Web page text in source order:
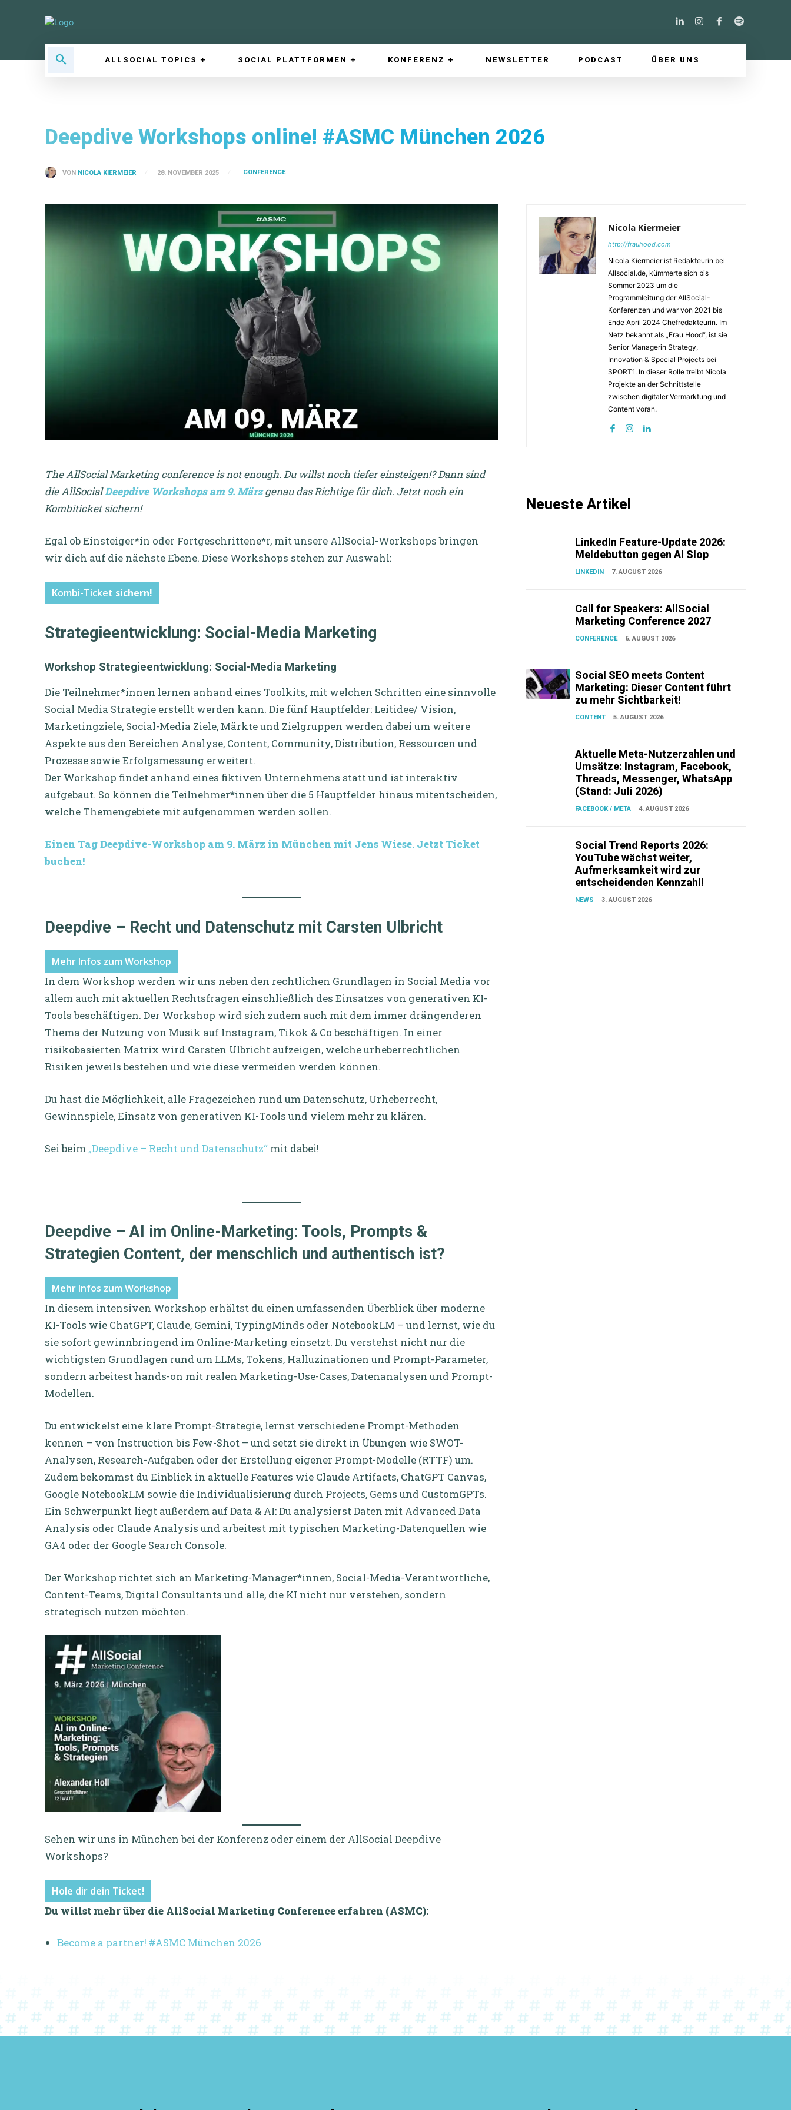
ALLSOCIAL TOPICS SOCIAL PLATTFORMEN KONFERENZ NEWSLETTER PODCAST ÜBER UNS
Deepdive Workshops online! #ASMC München 2026
VON NICOLA KIERMEIER 28. NOVEMBER 2025 CONFERENCE
The AllSocial Marketing conference is not enough. Du willst noch tiefer einsteigen!? Dann sind
die AllSocialDeepdive Workshops am 9. Märzgenau das Richtige für dich. Jetzt noch ein
Kombiticket sichern!
Egal ob Einsteiger*in oder Fortgeschrittene*r, mit unsere AllSocial-Workshops bringen
wir dich auf die nächste Ebene. Diese Workshops stehen zur Auswahl:
Kombi-Ticket sichern!
Strategieentwicklung: Social-Media Marketing
Workshop Strategieentwicklung: Social-Media Marketing
Die Teilnehmer*innen lernen anhand eines Toolkits, mit welchen Schritten eine sinnvolle
Social Media Strategie erstellt werden kann. Die fünf Hauptfelder: Leitidee/ Vision,
Marketingziele, Social-Media Ziele, Märkte und Zielgruppen werden dabei um weitere
Aspekte aus den Bereichen Analyse, Content, Community, Distribution, Ressourcen und
Prozesse sowie Erfolgsmessung erweitert.
Der Workshop findet anhand eines fiktiven Unternehmens statt und ist interaktiv
aufgebaut. So können die Teilnehmer*innen über die 5 Hauptfelder hinaus mitentscheiden,
welche Themengebiete mit aufgenommen werden sollen.
Einen Tag Deepdive-Workshop am 9. März in München mit Jens Wiese. Jetzt Ticket
buchen!
Deepdive – Recht und Datenschutz mit Carsten Ulbricht
Mehr Infos zum Workshop
In dem Workshop werden wir uns neben den rechtlichen Grundlagen in Social Media vor
allem auch mit aktuellen Rechtsfragen einschließlich des Einsatzes von generativen KI-
Tools beschäftigen. Der Workshop wird sich zudem auch mit dem immer drängenderen
Thema der Nutzung von Musik auf Instagram, Tikok & Co beschäftigen. In einer
risikobasierten Matrix wird Carsten Ulbricht aufzeigen, welche urheberrechtlichen
Risiken jeweils bestehen und wie diese vermeiden werden können.
Du hast die Möglichkeit, alle Fragezeichen rund um Datenschutz, Urheberrecht,
Gewinnspiele, Einsatz von generativen KI-Tools und vielem mehr zu klären.
Sei beim „Deepdive – Recht und Datenschutz“ mit dabei!
Deepdive – AI im Online-Marketing: Tools, Prompts &
Strategien Content, der menschlich und authentisch ist?
Mehr Infos zum Workshop
In diesem intensiven Workshop erhältst du einen umfassenden Überblick über moderne
KI-Tools wie ChatGPT, Claude, Gemini, TypingMinds oder NotebookLM – und lernst, wie du
sie sofort gewinnbringend im Online-Marketing einsetzt. Du verstehst nicht nur die
wichtigsten Grundlagen rund um LLMs, Tokens, Halluzinationen und Prompt-Parameter,
sondern arbeitest hands-on mit realen Marketing-Use-Cases, Datenanalysen und Prompt-
Modellen.
Du entwickelst eine klare Prompt-Strategie, lernst verschiedene Prompt-Methoden
kennen – von Instruction bis Few-Shot – und setzt sie direkt in Übungen wie SWOT-
Analysen, Research-Aufgaben oder der Erstellung eigener Prompt-Modelle (RTTF) um.
Zudem bekommst du Einblick in aktuelle Features wie Claude Artifacts, ChatGPT Canvas,
Google NotebookLM sowie die Individualisierung durch Projects, Gems und CustomGPTs.
Ein Schwerpunkt liegt außerdem auf Data & AI: Du analysierst Daten mit Advanced Data
Analysis oder Claude Analysis und arbeitest mit typischen Marketing-Datenquellen wie
GA4 oder der Google Search Console.
Der Workshop richtet sich an Marketing-Manager*innen, Social-Media-Verantwortliche,
Content-Teams, Digital Consultants und alle, die KI nicht nur verstehen, sondern
strategisch nutzen möchten.
Sehen wir uns in München bei der Konferenz oder einem der AllSocial Deepdive
Workshops?
Hole dir dein Ticket!
Du willst mehr über die AllSocial Marketing Conference erfahren (ASMC):
Become a partner! #ASMC München 2026
Nicola Kiermeier
http://frauhood.com
Nicola Kiermeier ist Redakteurin bei
Allsocial.de, kümmerte sich bis
Sommer 2023 um die
Programmleitung der AllSocial-
Konferenzen und war von 2021 bis
Ende April 2024 Chefredakteurin. Im
Netz bekannt als „Frau Hood“, ist sie
Senior Managerin Strategy,
Innovation & Special Projects bei
SPORT1. In dieser Rolle treibt Nicola
Projekte an der Schnittstelle
zwischen digitaler Vermarktung und
Content voran.
Neueste Artikel
LinkedIn Feature-Update 2026:
Meldebutton gegen AI Slop
LINKEDIN 7. AUGUST 2026
Call for Speakers: AllSocial
Marketing Conference 2027
CONFERENCE 6. AUGUST 2026
Social SEO meets Content
Marketing: Dieser Content führt
zu mehr Sichtbarkeit!
CONTENT 5. AUGUST 2026
Aktuelle Meta-Nutzerzahlen und
Umsätze: Instagram, Facebook,
Threads, Messenger, WhatsApp
(Stand: Juli 2026)
FACEBOOK / META 4. AUGUST 2026
Social Trend Reports 2026:
YouTube wächst weiter,
Aufmerksamkeit wird zur
entscheidenden Kennzahl!
NEWS 3. AUGUST 2026